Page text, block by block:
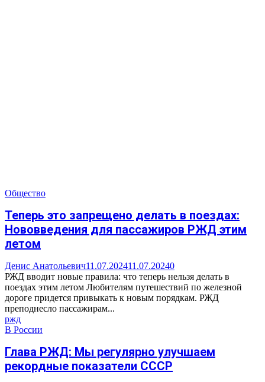
Общество
Теперь это запрещено делать в поездах:
Нововведения для пассажиров РЖД этим
летом
Денис Анатольевич11.07.202411.07.20240
РЖД вводит новые правила: что теперь нельзя делать в
поездах этим летом Любителям путешествий по железной
дороге придется привыкать к новым порядкам. РЖД
преподнесло пассажирам...
ржд
В России
Глава РЖД: Мы регулярно улучшаем
рекордные показатели СССР